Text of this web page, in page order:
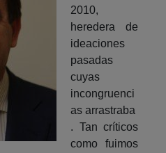
2010,
heredera de
ideaciones
pasadas
cuyas
incongruenci
as arrastraba
. Tan críticos
como fuimos